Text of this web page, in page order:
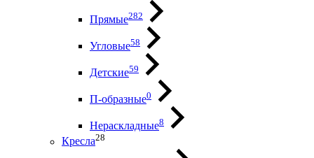
Прямые282
Угловые58
Детские59
П-образные0
Нераскладные8
Кресла28